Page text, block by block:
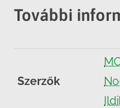
Facebook
X
LinkedIn
További
Szerzők